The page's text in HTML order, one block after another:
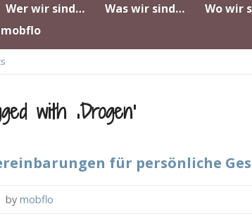
Wer wir sind… Was wir sind… Wo wir
with ‚Drogen‘
für persönliche
by mobflo